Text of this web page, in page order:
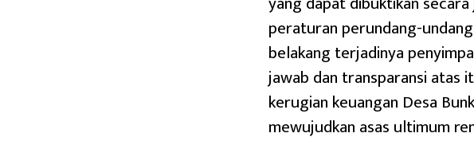
peraturan perundang-
belakang terjadinya
jawab dan transparansi atas
kerugian keuangan Desa
mewujudkan asas ultimum